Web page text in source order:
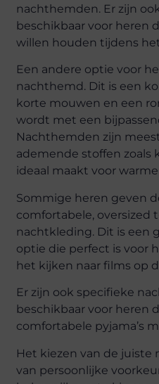
nachthemden. Er zijn
beschikbaar voor heren
willen houden tijdens
Een andere optie voor
nachthemd. Dit is een
korte mouwen en een
wordt met een
Nachthemden zijn
ademende stoffen zoals
ideaal maakt voor
Sommige heren geven
comfortabele, oversized
nachtkleding. Dit is een
optie die perfect is voor
het kijken naar films op
Er zijn ook specifieke
beschikbaar voor heren
comfortabele pyjama’s
Het kiezen van de
van persoonlijke